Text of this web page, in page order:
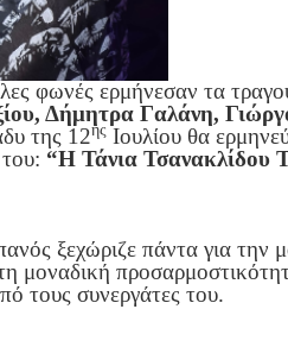
φωνές ερμήνεσαν τα
Δήμητρα Γαλάνη,
της 12ηςΙουλίου θα
“Η Τάνια Τσανακλίδου
ξεχώριζε πάντα για την
μοναδική
τους συνεργάτες του.